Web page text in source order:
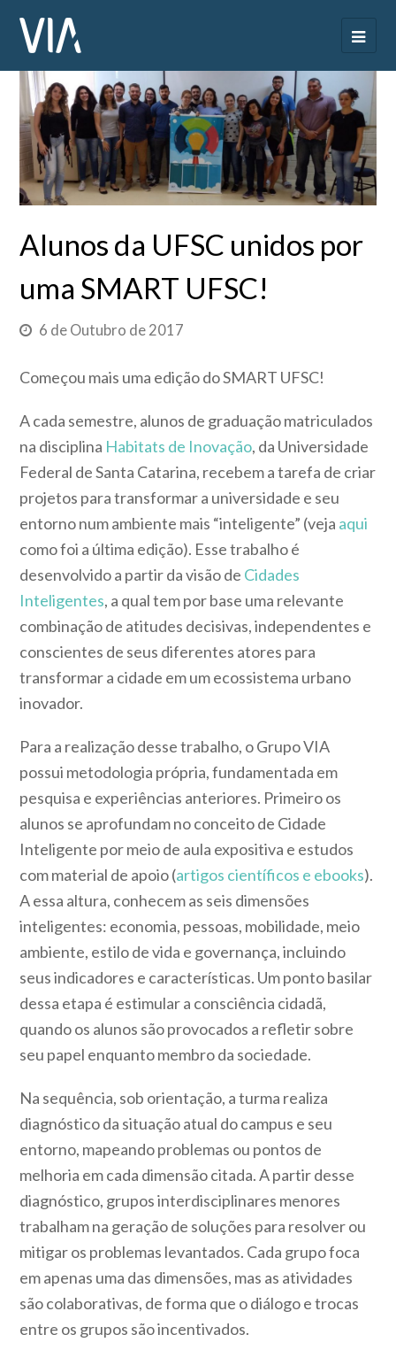
Alunos da UFSC unidos por
uma SMART UFSC!
6 de Outubro de 2017
Começou mais uma edição do SMART UFSC!
A cada semestre, alunos de graduação matriculados
na disciplina Habitats de Inovação, da Universidade
Federal de Santa Catarina, recebem a tarefa de criar
projetos para transformar a universidade e seu
entorno num ambiente mais “inteligente” (veja aqui
como foi a última edição). Esse trabalho é
desenvolvido a partir da visão de Cidades
Inteligentes, a qual tem por base uma relevante
combinação de atitudes decisivas, independentes e
conscientes de seus diferentes atores para
transformar a cidade em um ecossistema urbano
inovador.
Para a realização desse trabalho, o Grupo VIA
possui metodologia própria, fundamentada em
pesquisa e experiências anteriores. Primeiro os
alunos se aprofundam no conceito de Cidade
Inteligente por meio de aula expositiva e estudos
com material de apoio (artigos científicos e ebooks).
A essa altura, conhecem as seis dimensões
inteligentes: economia, pessoas, mobilidade, meio
ambiente, estilo de vida e governança, incluindo
seus indicadores e características. Um ponto basilar
dessa etapa é estimular a consciência cidadã,
quando os alunos são provocados a refletir sobre
seu papel enquanto membro da sociedade.
Na sequência, sob orientação, a turma realiza
diagnóstico da situação atual do campus e seu
entorno, mapeando problemas ou pontos de
melhoria em cada dimensão citada. A partir desse
diagnóstico, grupos interdisciplinares menores
trabalham na geração de soluções para resolver ou
mitigar os problemas levantados. Cada grupo foca
em apenas uma das dimensões, mas as atividades
são colaborativas, de forma que o diálogo e trocas
entre os grupos são incentivados.